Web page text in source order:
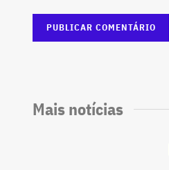
Mais notícias